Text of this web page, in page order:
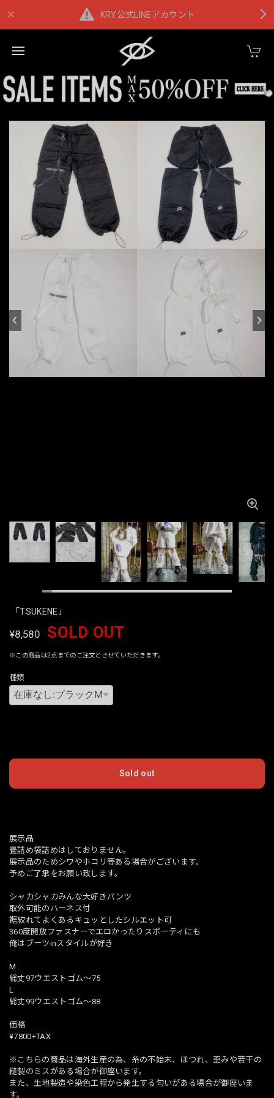
KRY公式LINEアカウント
「TSUKENE」
¥8,580 SOLD OUT
※この商品は2点までのご注文とさせていただきます。
種類
Sold out
展示品
畳詰め袋詰めはしておりません。
展示品のためシワやホコリ等ある場合がございます。
予めご了承をお願い致します。
シャカシャカみんな大好きパンツ
取外可能のハーネス付
裾絞れてよくあるキュッとしたシルエット可
360度開放ファスナーでエロかったりスポーティにも
俺はブーツinスタイルが好き
M
総丈97ウエストゴム〜75
L
総丈99ウエストゴム〜88
価格
¥7800+TAX
※こちらの商品は海外生産の為、糸の不始末、ほつれ、歪みや若干の
縫製のミスがある場合が御座います。
また、生地製造や染色工程から発生する匂いがある場合が御座いま
す。